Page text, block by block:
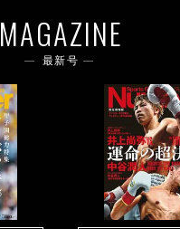
MAGAZINE
最新号